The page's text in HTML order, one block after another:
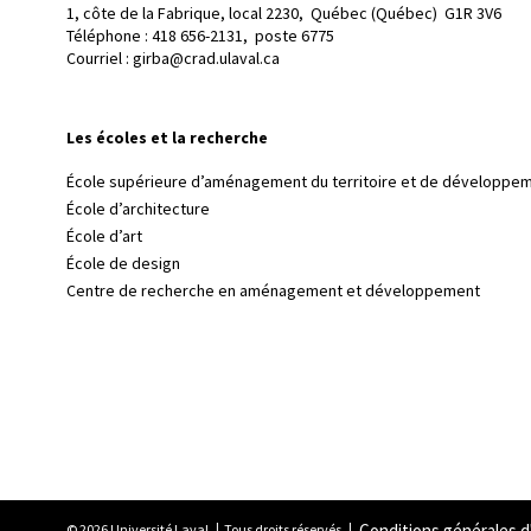
1, côte de la Fabrique, local 2230, Québec (Québec)  G1R 3V6
Téléphone : 418 656-2131, poste 6775
Courriel : girba@crad.ulaval.ca
Les écoles et la recherche
École supérieure d’aménagement du territoire et de
École d’architecture
École d’art
École de design
Centre de recherche en aménagement et développement